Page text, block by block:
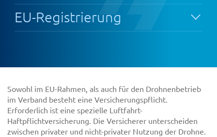
EU-Registrierung
Sowohl im EU-Rahmen, als auch für den Drohnenbetrieb
im Verband besteht eine Versicherungspflicht.
Erforderlich ist eine spezielle Luftfahrt-
Haftpflichtversicherung. Die Versicherer unterscheiden
zwischen privater und nicht-privater Nutzung der Drohne.